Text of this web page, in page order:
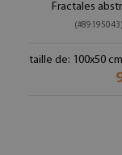
Fractales
(#89195043)
taille de: 100x50 cm